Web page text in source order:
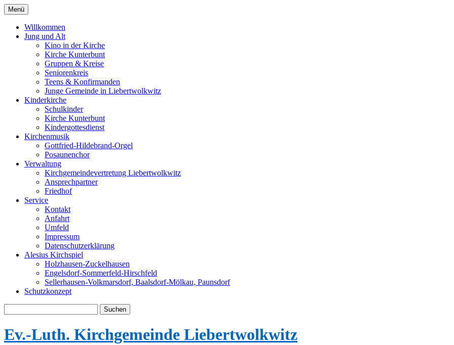
Menü
Willkommen
Jung und Alt
Kino in der Kirche
Kirche Kunterbunt
Gruppen & Kreise
Seniorenkreis
Teens & Konfirmanden
Junge Gemeinde in Liebertwolkwitz
Kinderkirche
Schulkinder
Kirche Kunterbunt
Kindergottesdienst
Kirchenmusik
Gottfried-Hildebrand-Orgel
Posaunenchor
Verwaltung
Kirchgemeindevertretung Liebertwolkwitz
Ansprechpartner
Friedhof
Service
Kontakt
Anfahrt
Umfeld
Impressum
Datenschutzerklärung
Alesius Kirchspiel
Holzhausen-Zuckelhausen
Engelsdorf-Sommerfeld-Hirschfeld
Sellerhausen-Volkmarsdorf, Baalsdorf-Mölkau, Paunsdorf
Schutzkonzept
nach:
Ev.-Luth. Kirchgemeinde Liebertwolkwitz